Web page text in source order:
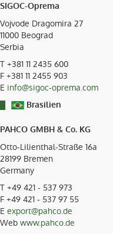
SIGOC-Oprema
Vojvode Dragomira 27
11000 Beograd
Serbia
T +381 11 2435 600
F +381 11 2455 903
E info@sigoc-oprema.com
Brasilien
PAHCO GMBH & Co. KG
Otto-Lilienthal-Straße 16a
28199 Bremen
Germany
T +49 421 - 537 973
F +49 421 - 537 97 55
E export@pahco.de
Web www.pahco.de